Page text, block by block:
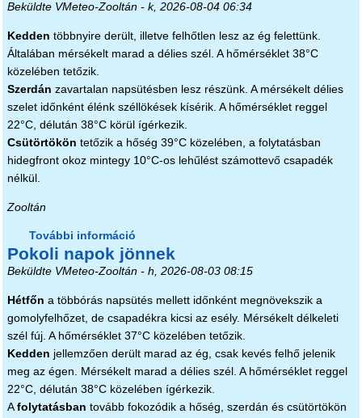
Beküldte VMeteo-Zooltán- k, 2026-08-04 06:34
Kedden többnyire derült, illetve felhőtlen lesz az ég felettünk.
Általában mérsékelt marad a délies szél. A hőmérséklet 38°C
közelében tetőzik.
Szerdán zavartalan napsütésben lesz részünk. A mérsékelt délies
szelet időnként élénk széllökések kísérik. A hőmérséklet reggel
22°C, délután 38°C körül ígérkezik.
Csütörtökön tetőzik a hőség 39°C közelében, a folytatásban
hidegfront okoz mintegy 10°C-os lehűlést számottevő csapadék
nélkül.
Zooltán
További információ
kapcsolatosan
Pokoli napok jönnek
Beküldte VMeteo-Zooltán- h, 2026-08-03 08:15
Hétfőn a többórás napsütés mellett időnként megnövekszik a
gomolyfelhőzet, de csapadékra kicsi az esély. Mérsékelt délkeleti
szél fúj. A hőmérséklet 37°C közelében tetőzik.
Kedden jellemzően derült marad az ég, csak kevés felhő jelenik
meg az égen. Mérsékelt marad a délies szél. A hőmérséklet reggel
22°C, délután 38°C közelében ígérkezik.
Afolytatásban tovább fokozódik a hőség, szerdán és csütörtökön